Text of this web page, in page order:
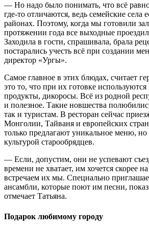
— Но надо было понимать, что всё
где-то отличаются, ведь семейские села
районах. Поэтому, когда мы готовили
протяжении года все выходные
Заходила в гости, спрашивала, брала
постарались учесть всё при создании
директор «Ургы».
Самое главное в этих блюдах, считает
это то, что при их готовке
продукты, дикоросы. Всё из родной
и полезное. Такие новшества
так и туристам. В ресторан сейчас
Монголии, Тайваня и европейских
только предлагают уникальное меню, но
культурой старообрядцев.
— Если, допустим, они не успевают
времени не хватает, им хочется скорее
встречаем их мы. Специально
ансамбли, которые поют им песни,
отмечает Татьяна.
Подарок любимому городу